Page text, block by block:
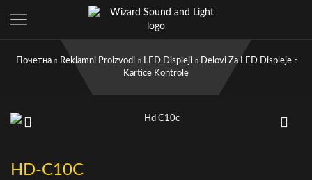
Почетна Reklamni Proizvodi LED Displeji
Delovi Za LED Displeje
Kartice Kontrole
HD-C10C